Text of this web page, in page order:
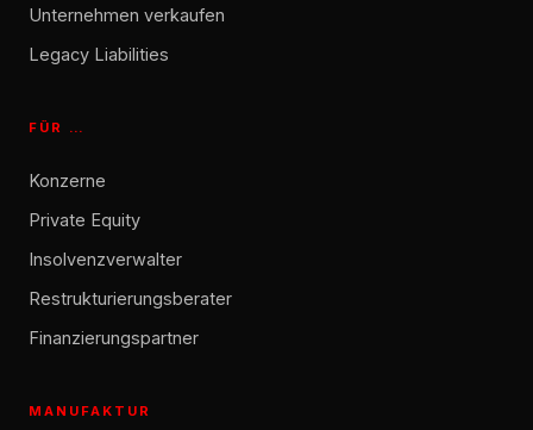
Unternehmen verkaufen
Legacy Liabilities
FÜR …
Konzerne
Private Equity
Insolvenzverwalter
Restrukturierungsberater
Finanzierungspartner
MANUFAKTUR